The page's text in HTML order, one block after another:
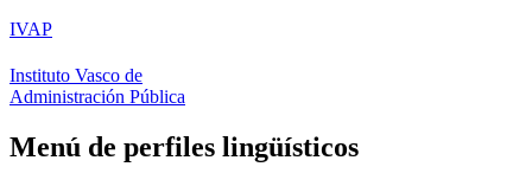
IVAP
Instituto Vasco de
Administración Pública
Menú de perfiles lingüísticos